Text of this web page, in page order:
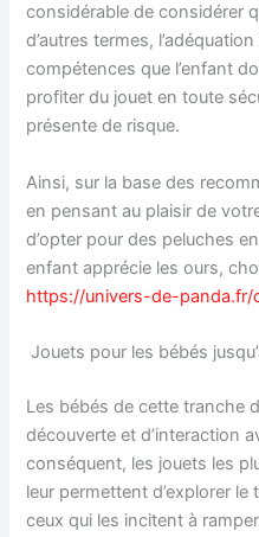
considérable de considérer
d’autres termes,
compétences que l’enfant
profiter du jouet en toute
présente de risque.
Ainsi, sur la base des
en pensant au plaisir de
d’opter pour des peluches
enfant apprécie les ours,
https://univers-de-panda.fr/
Jouets pour les bébés
Les bébés de cette tranche
découverte et d’interaction
conséquent, les jouets les
leur permettent d’explorer le
ceux qui les incitent à